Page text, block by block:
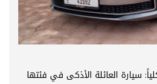
سيارة العائلة الأذكى في فئتها